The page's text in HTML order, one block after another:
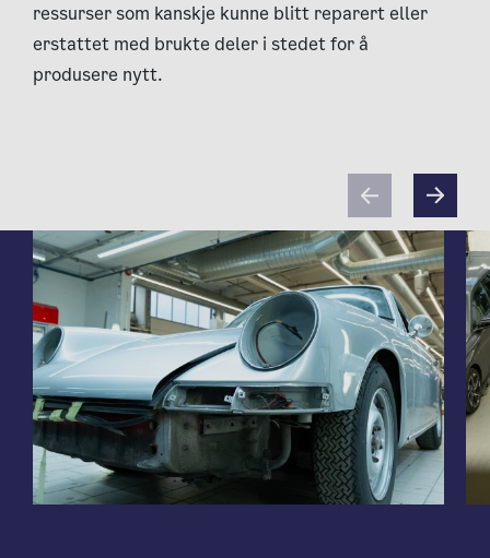
ressurser som kanskje kunne blitt reparert eller
erstattet med brukte deler i stedet for å
produsere nytt.